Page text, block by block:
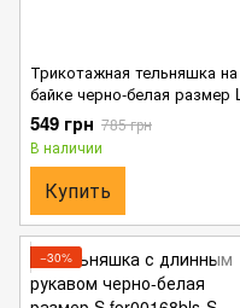
Трикотажная тельняшка на
байке черно-белая размер L
549 грн 785 грн
В наличии
Купить
−30%